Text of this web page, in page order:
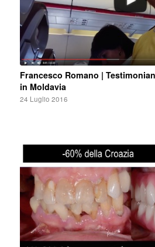
Francesco Romano |
in Moldavia
24 Luglio 2016